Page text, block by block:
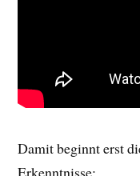
Damit beginnt erst
Erkenntnisse: